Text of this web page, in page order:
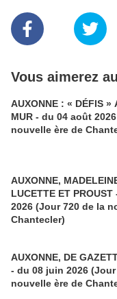
Vous aimerez
AUXONNE : « DÉFIS »
MUR - du 04 août
nouvelle ère de
AUXONNE,
LUCETTE ET
2026 (Jour 720 de la
Chantecler)
AUXONNE, DE
- du 08 juin 2026
nouvelle ère de